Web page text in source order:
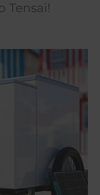
Tensai!